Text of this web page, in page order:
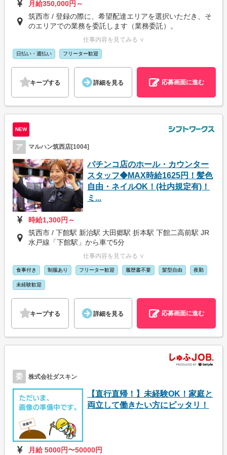
月給350,000円～
筑西市 / 登録の際に、希望配達エリアを選択いただき、そ
のエリアでの業務を委託します（業務委託）。
仕事内容を見てみる ∨
日払い・週払い フリーター歓迎
キープする 詳細を見る 応募画面に進む
NEW
ア マルハン筑西店[1004]
パチンコ店のホール・カウンター
スタッフ◆MAX時給1625円！髪色
自由・ネイルOK！(社内規定有)！
ミ...
時給1,300円～
筑西市 / 下館駅 新治駅 大田郷駅 折本駅 下館二高前駅 JR
水戸線「下館駅」から車で5分
仕事内容を見てみる ∨
食事付き 制服あり フリーター歓迎 履歴書不要 髪型自由 夜勤
未経験歓迎
キープする 詳細を見る 応募画面に進む
委 株式会社ダスキン
【直行直帰！】未経験OK！家庭と
両立して働きたい方にピッタリ！
月給 5000円〜50000円